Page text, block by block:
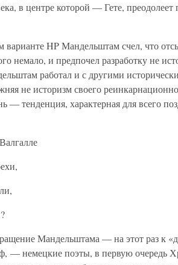
в центре которой — Гете, преодолеет
HP Мандельштам счел, что
немало, и предпочел разработку не
работал и с другими
не историзм своего
— тенденция, характерная для всего
Мандельштама — на этот раз к
— немецкие поэты, в первую очередь